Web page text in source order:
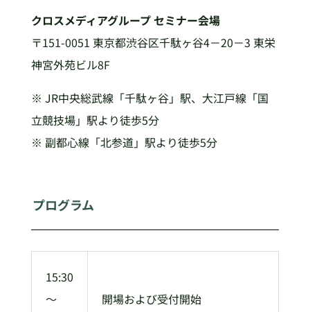
クロスメディアグループ セミナー会場
〒151-0051 東京都渋谷区千駄ヶ谷4－20－3 東栄
神宮外苑ビル8F
※ JR中央総武線「千駄ヶ谷」駅、大江戸線「国
立競技場」駅より徒歩5分
※ 副都心線「北参道」駅より徒歩5分
プログラム
15:30
～
開場および受付開始